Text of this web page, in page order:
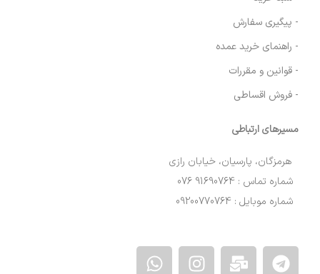
- پیگیری سفارش
- راهنمای خرید عمده
- قوانین و مقررات
- فروش اقساطی
مسیرهای ارتباطی
هرمزگان، پارسیان، خیابان رازی
شماره تماس : 91690764 076
شماره موبایل : 09200770764